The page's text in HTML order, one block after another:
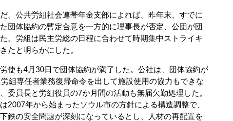
。公共労組社会連帯年金支部によれば、昨年末、すでに
団体協約の暫定合意を一方的に理事長が否定、公団が団
。労組は民主労総の日程に合わせて時期集中ストライキ
たと明らかにした。
使も4月30日で団体協約が満了した。公社は、団体協約が
組専任者業務復帰命令を出して施設使用の協力もできな
委員長と労組役員の7か月間の活動も無届欠勤処理した。
2007年から始まったソウル市の方針による構造調整で、
鉄の安全問題が深刻になっているとし、人材の再配置を